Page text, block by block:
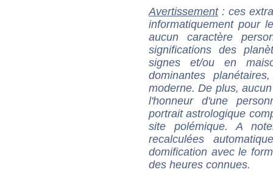
Avertissement: ces
informatiquement pour
aucun caractère
significations des
signes et/ou en
dominantes
moderne. De plus,
l'honneur d'une
portrait astrologique
site polémique. A
recalculées
domification avec le
des heures connues.